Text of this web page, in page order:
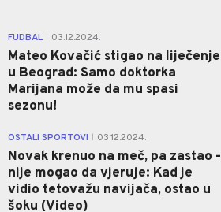
FUDBAL 03.12.2024.
Mateo Kovačić stigao na liječenje
u Beograd: Samo doktorka
Marijana može da mu spasi
sezonu!
OSTALI SPORTOVI 03.12.2024.
Novak krenuo na meč, pa zastao -
nije mogao da vjeruje: Kad je
vidio tetovažu navijača, ostao u
šoku (Video)